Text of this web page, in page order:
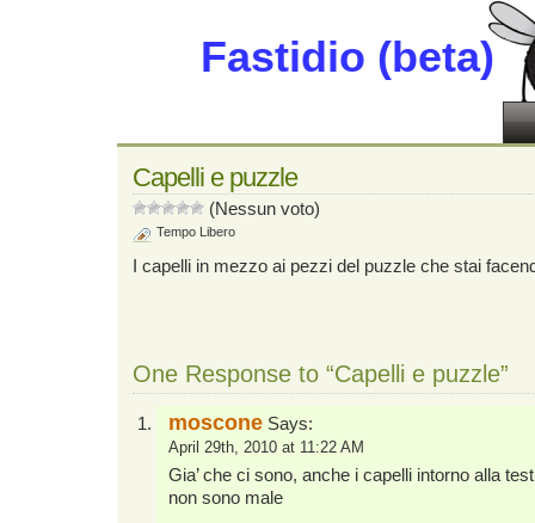
Fastidio (beta)
Capelli e puzzle
(Nessun voto)
Tempo Libero
I capelli in mezzo ai pezzi del puzzle che stai
One Response to “Capelli e puzzle”
moscone Says:
April 29th, 2010 at 11:22 AM
Gia’ che ci sono, anche i capelli intorno alla
non sono male